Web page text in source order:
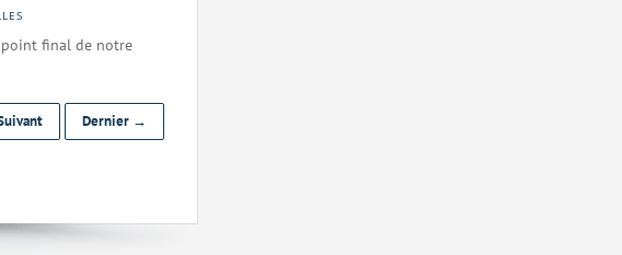
final de notre
Dernier →